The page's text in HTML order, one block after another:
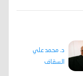
د. محمد علي
السقاف